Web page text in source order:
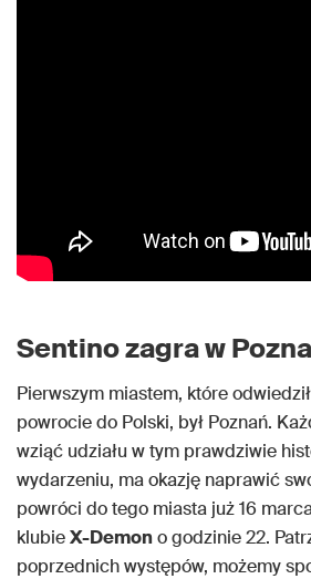
Sentino zagra w
Pierwszym miastem, które odwiedził
powrocie do Polski, był Poznań.
wziąć udziału w tym prawdziwie
wydarzeniu, ma okazję naprawić
powróci do tego miasta już 16
klubieX-Demono godzinie 22.
poprzednich występów, możemy